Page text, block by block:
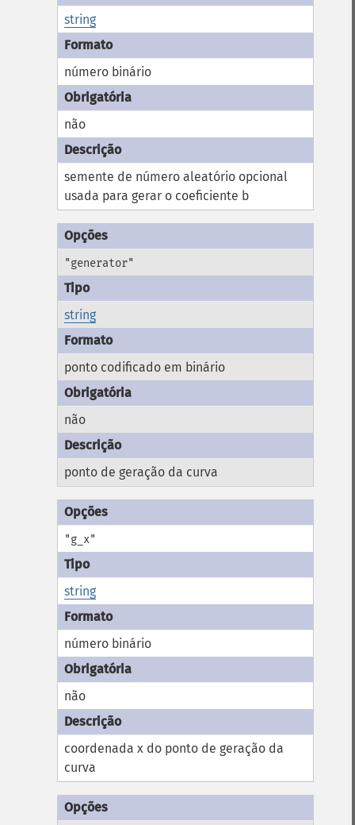
string
número binário
não
semente de número aleatório opcional
usada para gerar o coeficiente b
"generator"
string
ponto codificado em binário
não
ponto de geração da curva
"g_x"
string
número binário
não
coordenada x do ponto de geração da
curva